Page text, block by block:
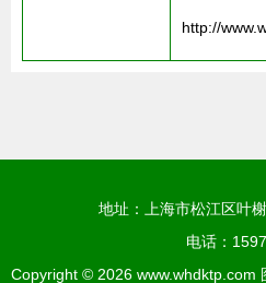
http://
地址：上海市松江区叶
电话：
Copyright © 2026 www.whdktp.com